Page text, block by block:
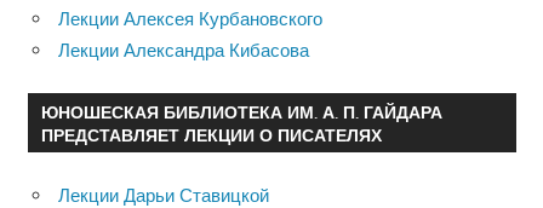
Лекции Алексея Курбановского
Лекции Александра Кибасова
ЮНОШЕСКАЯ БИБЛИОТЕКА ИМ. А. П. ГАЙДАРА
ПРЕДСТАВЛЯЕТ ЛЕКЦИИ О ПИСАТЕЛЯХ
Лекции Дарьи Ставицкой